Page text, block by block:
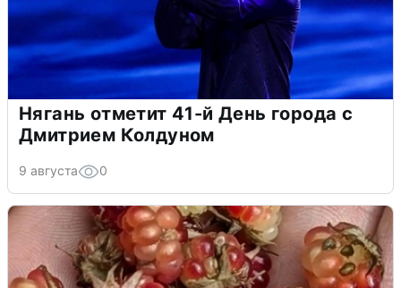
Нягань отметит 41-й День города с
Дмитрием Колдуном
9 августа 0